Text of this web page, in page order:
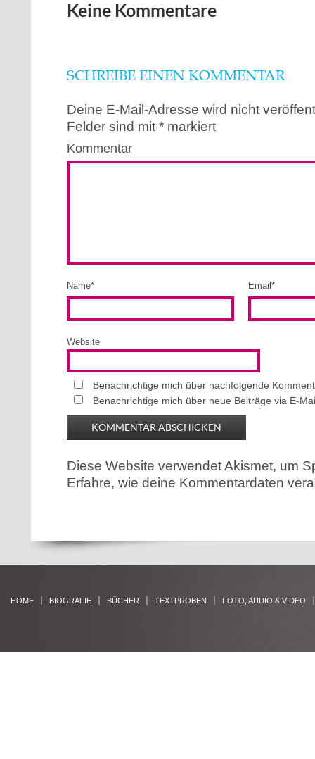
Keine Kommentare
SCHREIBE EINEN KOMMENTAR
Deine E-Mail-Adresse wird nicht
Felder sind mit * markiert
Kommentar
Name* Email *
Website
Benachrichtige mich über nachfolgende
Benachrichtige mich über neue Beiträge via E-
Diese Website verwendet Akismet, um
Erfahre, wie deine Kommentardaten
HOME BIOGRAFIE BÜCHER TEXTPROBEN FOTO, AUDIO & VIDEO